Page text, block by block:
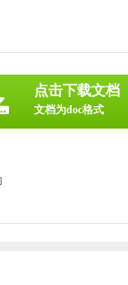
点击下载文档
文档为doc格式